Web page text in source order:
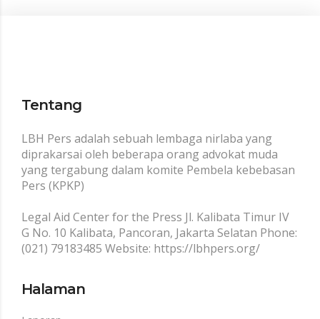
Tentang
LBH Pers adalah sebuah lembaga nirlaba yang
diprakarsai oleh beberapa orang advokat muda
yang tergabung dalam komite Pembela kebebasan
Pers (KPKP)
Legal Aid Center for the Press Jl. Kalibata Timur IV
G No. 10 Kalibata, Pancoran, Jakarta Selatan Phone:
(021) 79183485 Website: https://lbhpers.org/
Halaman